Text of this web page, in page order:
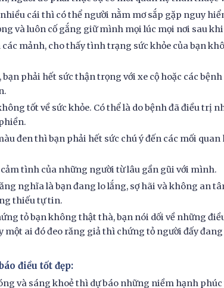
cái thì có thể người nằm mơ sắp gặp nguy
và luôn cố gắng giữ mình mọi lúc mọi nơi sau
mảnh, cho thấy tình trạng sức khỏe của bạn
phải hết sức thận trọng với xe cộ hoặc các
tốt về sức khỏe. Có thể là do bệnh đã điều trị
đen thì bạn phải hết sức chú ý đến các mối
tình của những người từ lâu gần gũi với mình.
nghĩa là bạn đang lo lắng, sợ hãi và không an
thiếu tự tin.
tỏ bạn không thật thà, bạn nói dối về những
một ai đó đeo răng giả thì chứng tỏ người đấy
điều tốt đẹp:
và sáng khoẻ thì dự báo những niềm hạnh phúc